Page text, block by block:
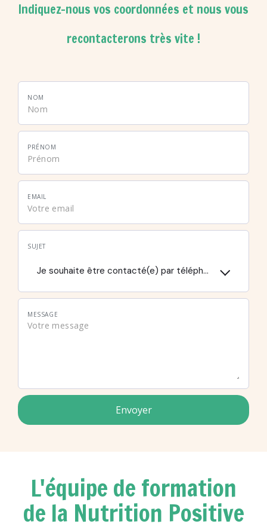
Indiquez-nous vos coordonnées et nous vous
recontacterons très vite !
NOM
PRÉNOM
EMAIL
SUJET
Je souhaite être contacté(e) par téléphone
MESSAGE
Envoyer
L'équipe de formation
de la Nutrition Positive